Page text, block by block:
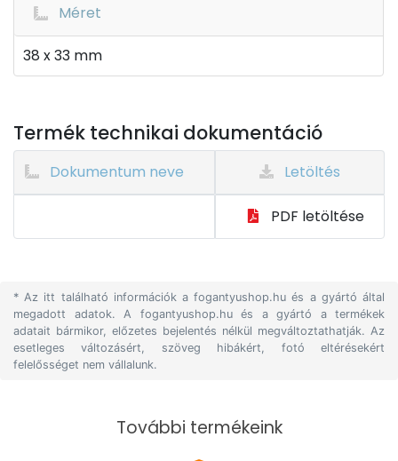
Méret
38 x 33 mm
Termék technikai dokumentáció
Dokumentum neve Letöltés
PDF letöltése
* Az itt található információk a fogantyushop.hu és a gyártó által
megadott adatok. A fogantyushop.hu és a gyártó a termékek
adatait bármikor, előzetes bejelentés nélkül megváltoztathatják. Az
esetleges változásért, szöveg hibákért, fotó eltérésekért
felelősséget nem vállalunk.
További termékeink